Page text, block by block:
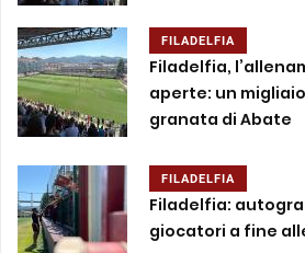
FILADELFIA
Filadelfia,
aperte: un
granata di Abate
FILADELFIA
Filadelfia:
giocatori a fine